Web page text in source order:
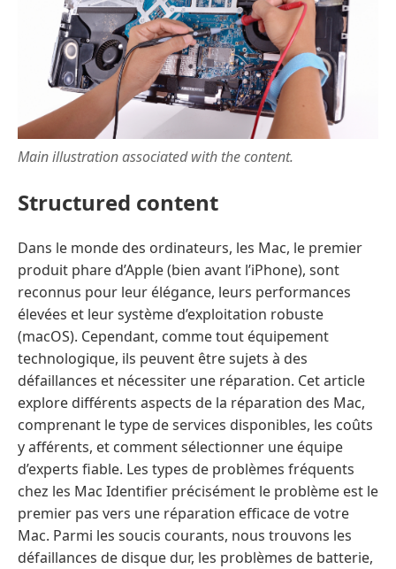
Main illustration associated with the content.
Structured content
Dans le monde des ordinateurs, les Mac, le premier
produit phare d’Apple (bien avant l’iPhone), sont
reconnus pour leur élégance, leurs performances
élevées et leur système d’exploitation robuste
(macOS). Cependant, comme tout équipement
technologique, ils peuvent être sujets à des
défaillances et nécessiter une réparation. Cet article
explore différents aspects de la réparation des Mac,
comprenant le type de services disponibles, les coûts
y afférents, et comment sélectionner une équipe
d’experts fiable. Les types de problèmes fréquents
chez les Mac Identifier précisément le problème est le
premier pas vers une réparation efficace de votre
Mac. Parmi les soucis courants, nous trouvons les
défaillances de disque dur, les problèmes de batterie,